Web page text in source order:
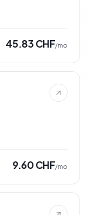
45.83 CHF/mo
9.60 CHF/mo